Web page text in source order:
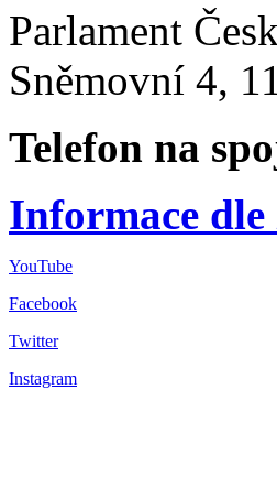
Parlament
Sněmovní 4,
Telefon na
Informace dle
YouTube
Facebook
Twitter
Instagram